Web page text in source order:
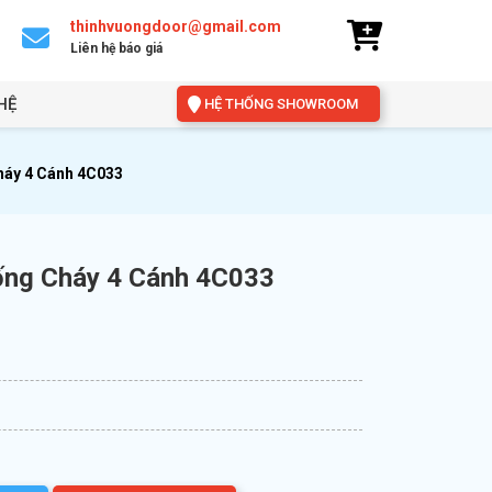
thinhvuongdoor@gmail.com
Liên hệ báo giá
HỆ THỐNG SHOWROOM
4 Cánh 4C033
Cháy 4 Cánh 4C033